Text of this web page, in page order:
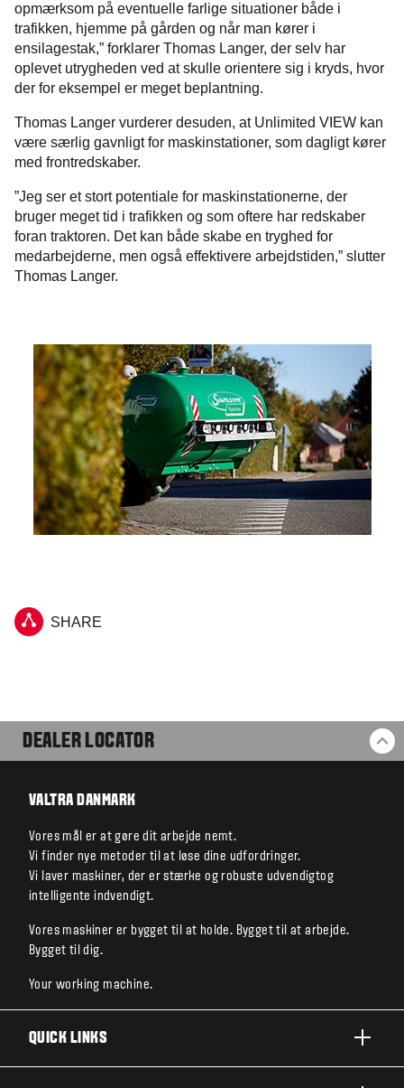
opmærksom på eventuelle farlige situationer både i
trafikken, hjemme på gården og når man kører i
ensilagestak,” forklarer Thomas Langer, der selv har
oplevet utrygheden ved at skulle orientere sig i kryds, hvor
der for eksempel er meget beplantning.
Thomas Langer vurderer desuden, at Unlimited VIEW kan
være særlig gavnligt for maskinstationer, som dagligt kører
med frontredskaber.
”Jeg ser et stort potentiale for maskinstationerne, der
bruger meget tid i trafikken og som oftere har redskaber
foran traktoren. Det kan både skabe en tryghed for
medarbejderne, men også effektivere arbejdstiden,” slutter
Thomas Langer.
SHARE
DEALER LOCATOR
VALTRA DANMARK
Vores mål er at gøre dit arbejde nemt.
Vi finder nye metoder til at løse dine udfordringer.
Vi laver maskiner, der er stærke og robuste udvendigtog
intelligente indvendigt.
Vores maskiner er bygget til at holde. Bygget til at arbejde.
Bygget til dig.
Your working machine.
QUICK LINKS